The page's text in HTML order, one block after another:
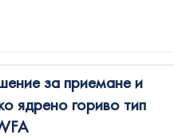
за приемане и
ядрено гориво тип